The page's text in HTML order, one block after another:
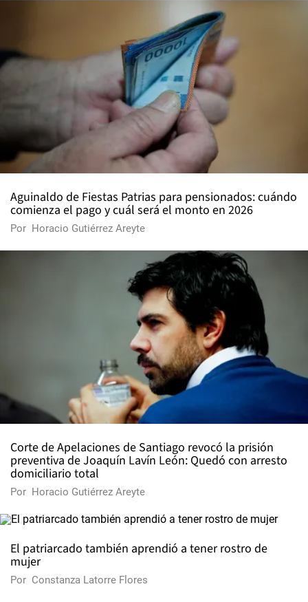
Aguinaldo de Fiestas Patrias para pensionados: cuándo
comienza el pago y cuál será el monto en 2026
Por Horacio Gutiérrez Areyte
Corte de Apelaciones de Santiago revocó la prisión
preventiva de Joaquín Lavín León: Quedó con arresto
domiciliario total
Por Horacio Gutiérrez Areyte
El patriarcado también aprendió a tener rostro de
mujer
Por Constanza Latorre Flores